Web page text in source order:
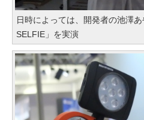
日時によっては、開発者の池澤
SELFIE」を実演